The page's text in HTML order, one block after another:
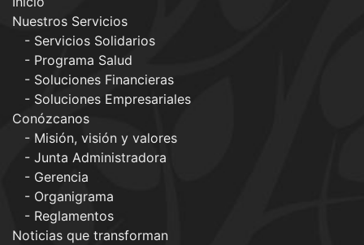
Nuestros Servicios
Servicios Solidarios
Programa Salud
Soluciones Financieras
Soluciones Empresariales
Conózcanos
Misión, visión y valores
Junta Administradora
Gerencia
Organigrama
Reglamentos
Noticias que transforman